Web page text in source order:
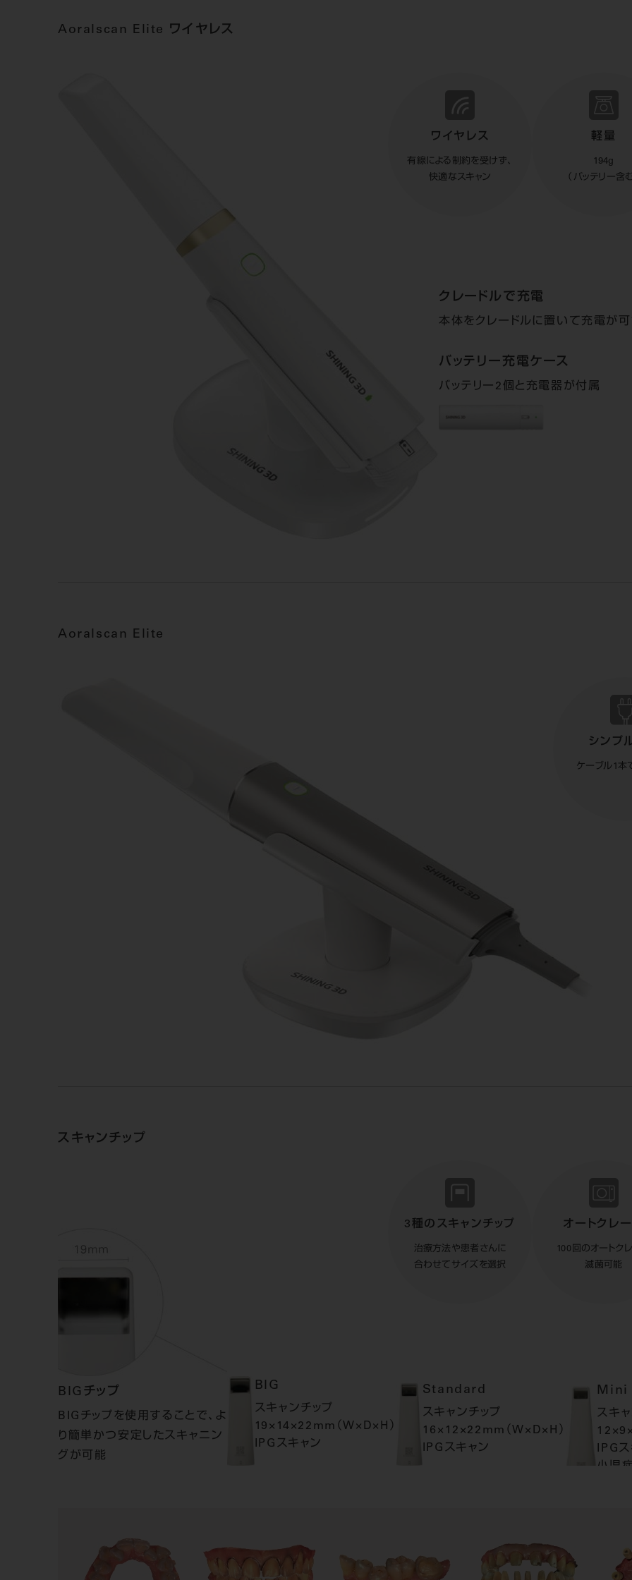
Aoralscan Elite ワイヤレス
ワイヤレス
有線による制約を受けず、
快適なスキャン
軽量
194g
（バッテリー含
クレードルで充電
本体をクレードルに置いて充電が
バッテリー充電ケース
バッテリー2個と充電器が付属
Aoralscan Elite
シンプ
ケーブル1本
スキャンチップ
BIGチップ
BIGチップを使用することで、よ
り簡単かつ安定したスキャニン
グが可能
BIG
スキャンチップ
19×14×22mm（W×D×H）
IPGスキャン
Standard
スキャンチップ
16×12×22mm（W×D×H）
IPGスキャン
Mini
スキ
IPG
小児
3種のスキャンチップ
治療方法や患者さんに
合わせてサイズを選択
オートクレ
100回のオートク
滅菌可能